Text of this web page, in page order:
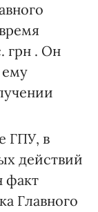
грн . Он
ему
ГПУ, в
действий
факт
Главного